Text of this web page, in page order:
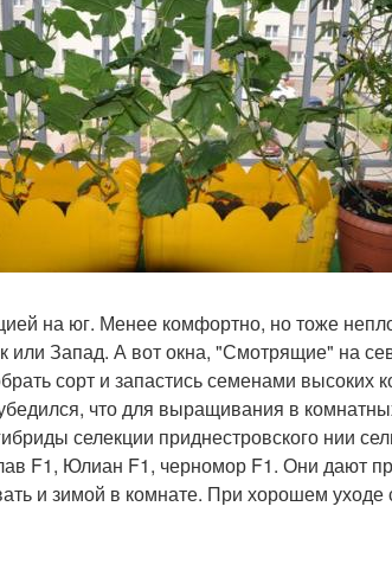
на юг. Менее комфортно, но тоже
или Запад. А вот окна, "Смотрящие" на
сорт и запастись семенами высоких
что для выращивания в
селекции приднестровского нии
F1, Юлиан F1, черномор F1. Они дают
и зимой в комнате. При хорошем уходе